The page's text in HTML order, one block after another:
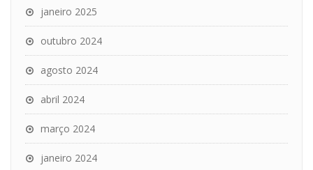
janeiro 2025
outubro 2024
agosto 2024
abril 2024
março 2024
janeiro 2024